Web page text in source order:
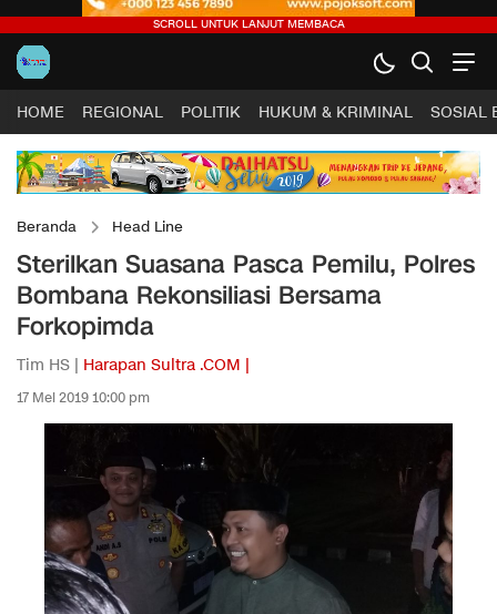
HOME REGIONAL POLITIK HUKUM & KRIMINAL SOSIAL
Beranda Head Line
Sterilkan Suasana Pasca Pemilu, Polres
Bombana Rekonsiliasi Bersama
Forkopimda
Tim HS | Harapan Sultra .COM |
17 Mei 2019 10:00 pm